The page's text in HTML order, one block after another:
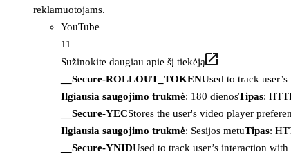
reklamuotojams.
YouTube
11
Sužinokite daugiau apie šį tiekėją
__Secure-ROLLOUT_TOKENUsed to track
Ilgiausia saugojimo trukmė: 180 dienosTipas:
__Secure-YECStores the user's video player
Ilgiausia saugojimo trukmė: Sesijos metuTipas:
__Secure-YNIDUsed to track user’s interaction